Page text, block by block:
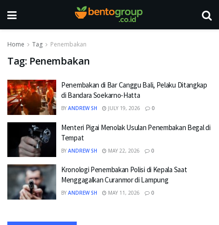
Home Tag Penembakan
Tag: Penembakan
Penembakan di Bar Canggu Bali, Pelaku Ditangkap
di Bandara Soekarno-Hatta
BY ANDREW SH JULY 19, 2026 0
Menteri Pigai Menolak Usulan Penembakan Begal di
Tempat
BY ANDREW SH MAY 22, 2026 0
Kronologi Penembakan Polisi di Kepala Saat
Menggagalkan Curanmor di Lampung
BY ANDREW SH MAY 11, 2026 0